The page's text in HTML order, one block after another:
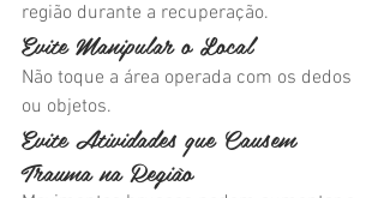
região durante a recuperação.
Evite Manipular o Local
Não toque a área operada com os dedos
ou objetos.
Evite Atividades que Causem
Trauma na Região